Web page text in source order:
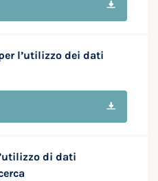
l’utilizzo dei dati
di dati